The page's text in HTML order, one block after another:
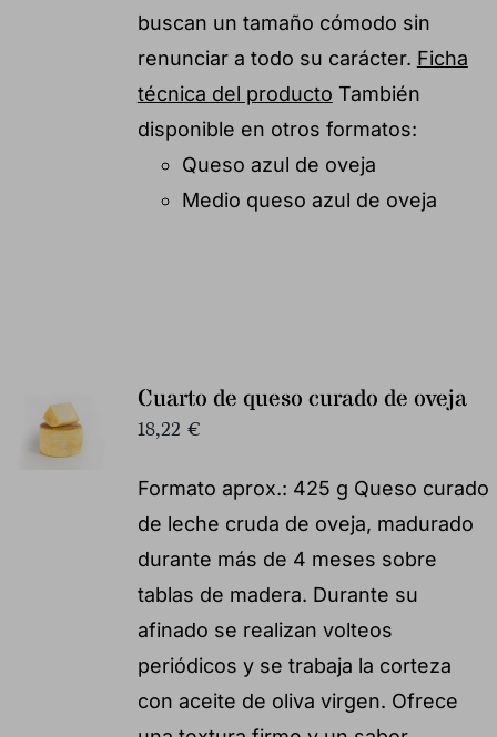
buscan un tamaño cómodo sin
renunciar a todo su carácter. Ficha
técnica del producto También
disponible en otros formatos:
Queso azul de oveja
Medio queso azul de oveja
Cuarto de queso curado de oveja
18,22 €
Formato aprox.: 425 g Queso curado
de leche cruda de oveja, madurado
durante más de 4 meses sobre
tablas de madera. Durante su
afinado se realizan volteos
periódicos y se trabaja la corteza
con aceite de oliva virgen. Ofrece